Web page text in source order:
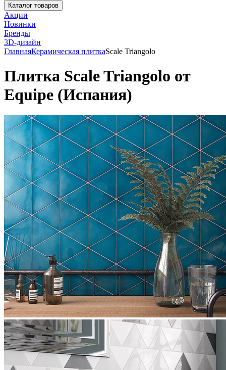
Каталог товаров
Акции
Новинки
Бренды
3D-дизайн
ГлавнаяКерамическая плиткаScale Triangolo
Плитка Scale Triangolo от
Equipe (Испания)